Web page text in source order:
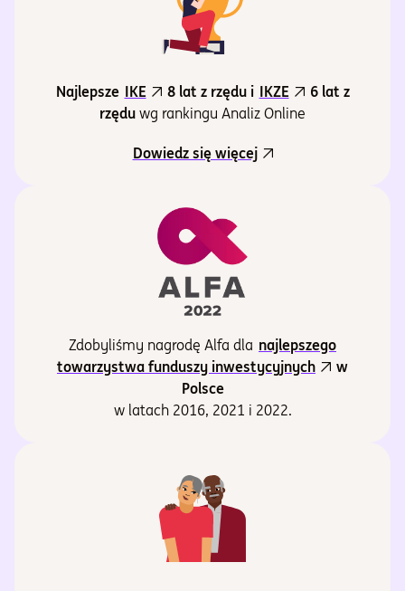
Najlepsze IKE 8 lat z rzędu i IKZE
6 lat z
rzędu wg rankingu Analiz Online
Dowiedz się więcej
Zdobyliśmy nagrodę Alfa dla najlepszego
towarzystwa funduszy inwestycyjnych
w
Polsce
w latach 2016, 2021 i 2022.